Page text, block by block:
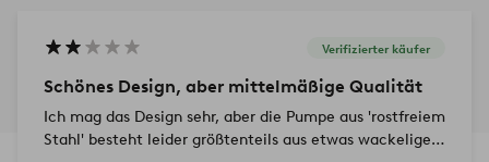
Verifizierter käufer
Schönes Design, aber mittelmäßige Qualität
Ich mag das Design sehr, aber die Pumpe aus 'rostfreiem
Stahl' besteht leider größtenteils aus etwas wackeliger